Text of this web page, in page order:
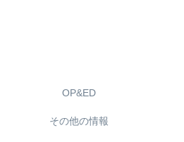
OP&ED
その他の情報